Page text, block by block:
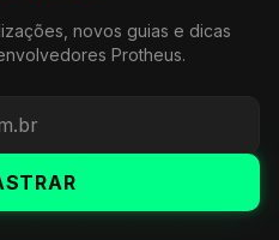
novos guias e dicas
Protheus.